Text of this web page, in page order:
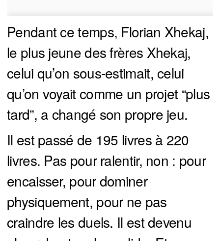
Pendant ce temps, Florian Xhekaj,
le plus jeune des frères Xhekaj,
celui qu’on sous-estimait, celui
qu’on voyait comme un projet “plus
tard”, a changé son propre jeu.
Il est passé de 195 livres à 220
livres. Pas pour ralentir, non : pour
encaisser, pour dominer
physiquement, pour ne pas
craindre les duels. Il est devenu